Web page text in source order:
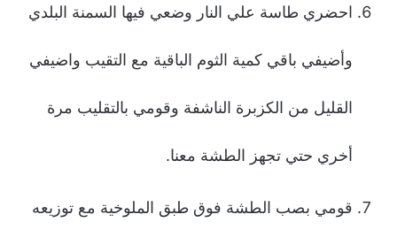
احضري طاسة علي النار وضعي فيها السمنة البلدي
وأضيفي باقي كمية الثوم الباقية مع التقيب واضيفي
القليل من الكزبرة الناشفة وقومي بالتقليب مرة
أخري حتي تجهز الطشة معنا.
قومي بصب الطشة فوق طبق الملوخية مع توزيعه